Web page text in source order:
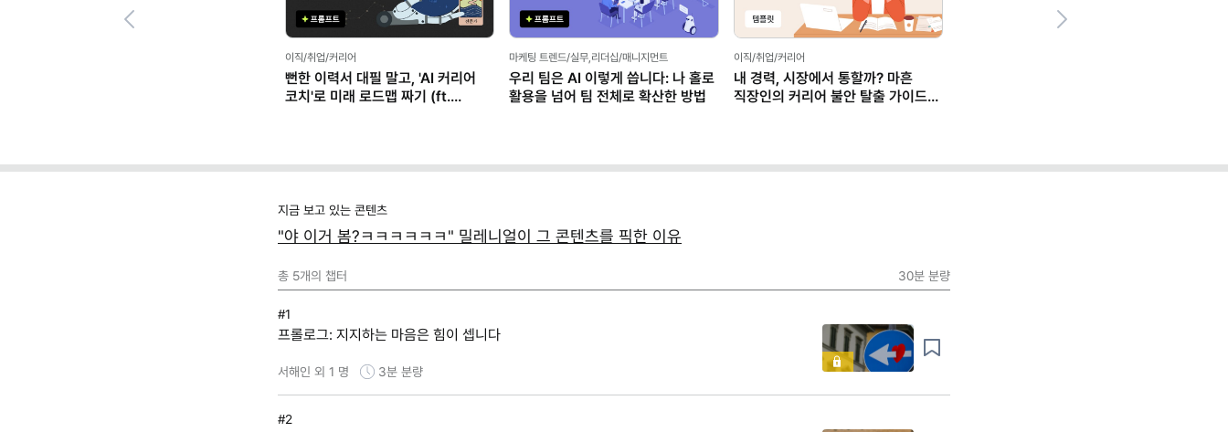
이직/취업/커리어
뻔한 이력서 대필 말고, 'AI 커리어
코치'로 미래 로드맵 짜기 (ft.
마케팅 트렌드/실무,리더십/매니지먼트
우리 팀은 AI 이렇게 씁니다: 나 홀로
활용을 넘어 팀 전체로 확산한 방법
이직/취업/커리어
내 경력, 시장에서 통할까? 마흔
직장인의 커리어 불안 탈출 가이드
지금 보고 있는 콘텐츠
"야 이거 봄?ㅋㅋㅋㅋㅋㅋ" 밀레니얼이 그 콘텐츠를 픽한 이유
총 5개의 챕터 30분 분량
#1
프롤로그: 지지하는 마음은 힘이 셉니다
서해인 외 1 명 3분 분량
#2